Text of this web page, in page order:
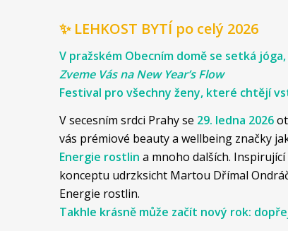
✨ LEHKOST BYTÍ po celý 2026
V pražském Obecním domě se setká
Zveme Vás na New Year’s Flow
Festival pro všechny ženy, které chtějí
V secesním srdci Prahy se 29. ledna 2026
vás prémiové beauty a wellbeing značky
Energie rostlin a mnoho dalších.
konceptu udrzksicht Martou Dřímal
Energie rostlin.
Takhle krásně může začít nový rok: